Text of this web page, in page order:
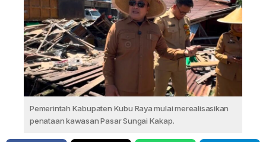
Pemerintah Kabupaten Kubu Raya mulai merealisasikan
penataan kawasan Pasar Sungai Kakap.